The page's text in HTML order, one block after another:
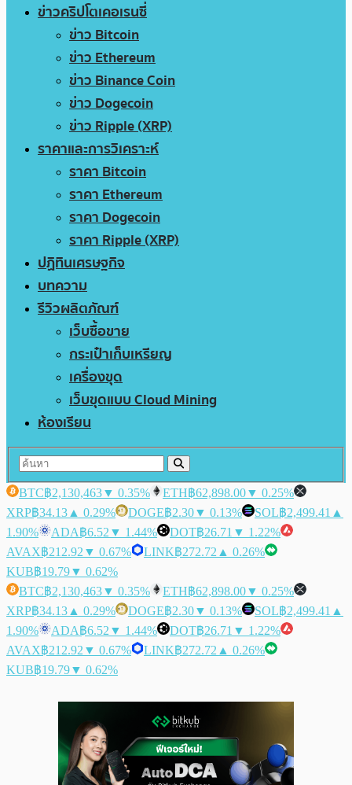
ข่าวคริปโตเคอเรนซี่
ข่าว Bitcoin
ข่าว Ethereum
ข่าว Binance Coin
ข่าว Dogecoin
ข่าว Ripple (XRP)
ราคาและการวิเคราะห์
ราคา Bitcoin
ราคา Ethereum
ราคา Dogecoin
ราคา Ripple (XRP)
ปฏิทินเศรษฐกิจ
บทความ
รีวิวผลิตภัณฑ์
เว็บซื้อขาย
กระเป๋าเก็บเหรียญ
เครื่องขุด
เว็บขุดแบบ Cloud Mining
ห้องเรียน
BTC฿2,130,463▼ 0.35% ETH฿62,898.00▼ 0.25%
XRP฿34.13 ▲ 0.29% DOGE฿2.30▼ 0.13% SOL฿2,499.41 ▲
1.90%
ADA฿6.52 ▼ 1.44% DOT฿26.71 ▼ 1.22%
AVAX฿212.92 ▼ 0.67% LINK฿272.72 ▲ 0.26%
KUB฿19.79▼ 0.62%
BTC฿2,130,463▼ 0.35% ETH฿62,898.00▼ 0.25%
XRP฿34.13 ▲ 0.29% DOGE฿2.30▼ 0.13% SOL฿2,499.41 ▲
1.90%
ADA฿6.52 ▼ 1.44% DOT฿26.71 ▼ 1.22%
AVAX฿212.92 ▼ 0.67% LINK฿272.72 ▲ 0.26%
KUB฿19.79▼ 0.62%